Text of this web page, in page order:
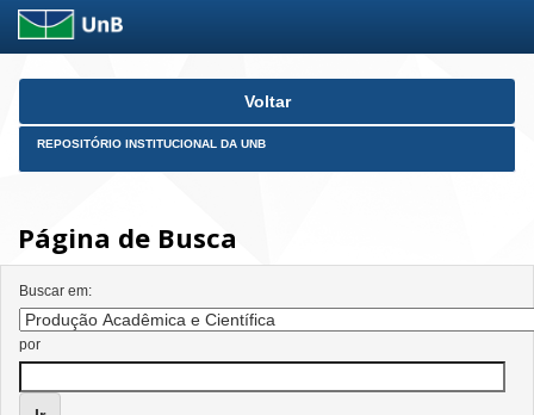
Skip
Voltar
REPOSITÓRIO INSTITUCIONAL DA UNB
Página de Busca
Buscar em:
por